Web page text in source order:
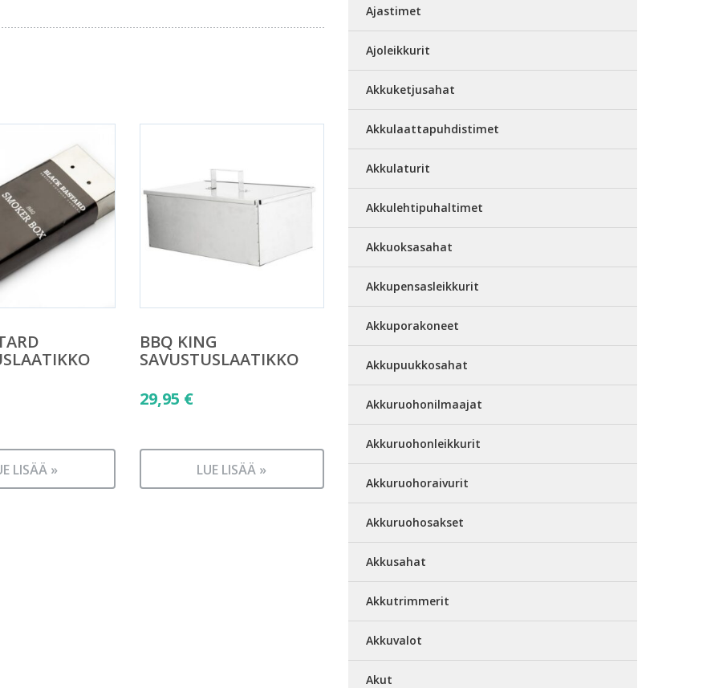
LISÄÄ »
BBQ KING
SAVUSTUSLAATIKKO
29,95 €
LUE LISÄÄ »
Ajastimet
Ajoleikkurit
Akkuketjusahat
Akkulaattapuhdistimet
Akkulaturit
Akkulehtipuhaltimet
Akkuoksasahat
Akkupensasleikkurit
Akkuporakoneet
Akkupuukkosahat
Akkuruohonilmaajat
Akkuruohonleikkurit
Akkuruohoraivurit
Akkuruohosakset
Akkusahat
Akkutrimmerit
Akkuvalot
Akut